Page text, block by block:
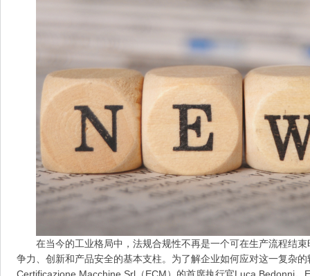
在当今的工业格局中，法规合规性不再是一个可在生产流程结
争力、创新和产品安全的基本支柱。为了解企业如何应对这一复杂